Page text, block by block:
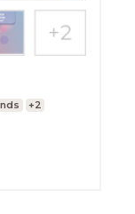
+2